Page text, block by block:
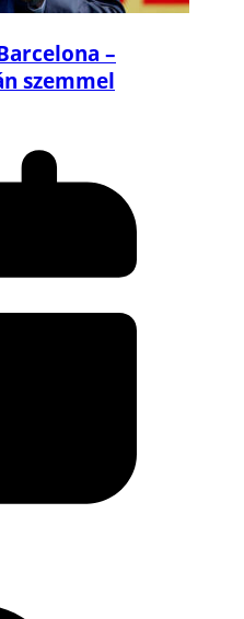
–
szemmel